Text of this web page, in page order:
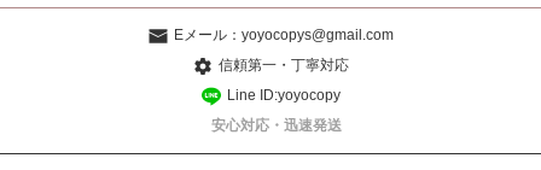
Eメール： yoyocopys@gmail.com
信頼第一・丁寧対応
Line ID:yoyocopy
安心対応・迅速発送